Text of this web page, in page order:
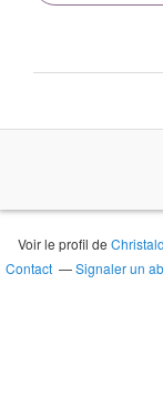
Voir le profil de
Contact
Signaler un